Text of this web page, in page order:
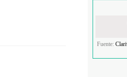
Fuente: